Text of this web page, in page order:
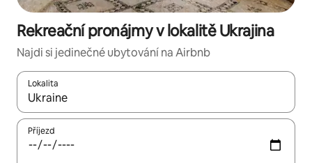
Rekreační pronájmy v lokalitě Ukrajina
Najdi si jedinečné ubytování na Airbnb
Lokalita
Až budou výsledky k dispozici, můžeš si je procházet pomocí
Příjezd